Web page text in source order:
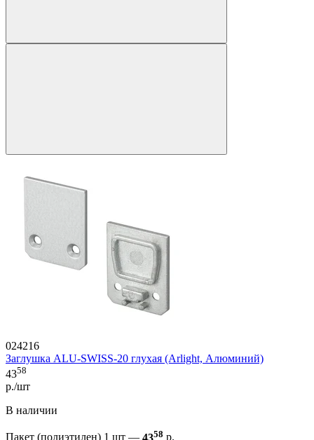
024216
Заглушка ALU-SWISS-20 глухая (Arlight, Алюминий)
4358
р./шт
В наличии
Пакет (полиэтилен) 1 шт — 4358 р.